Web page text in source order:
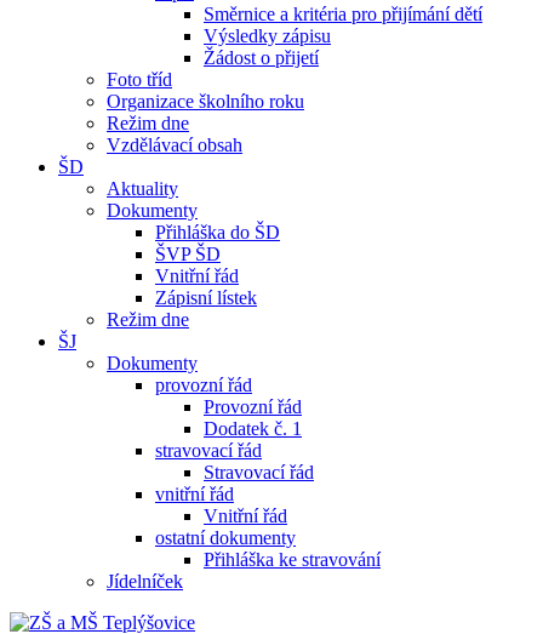
Směrnice a kritéria pro přijímání dětí
Výsledky zápisu
Žádost o přijetí
Foto tříd
Organizace školního roku
Režim dne
Vzdělávací obsah
ŠD
Aktuality
Dokumenty
Přihláška do ŠD
ŠVP ŠD
Vnitřní řád
Zápisní lístek
Režim dne
ŠJ
Dokumenty
provozní řád
Provozní řád
Dodatek č. 1
stravovací řád
Stravovací řád
vnitřní řád
Vnitřní řád
ostatní dokumenty
Přihláška ke stravování
Jídelníček